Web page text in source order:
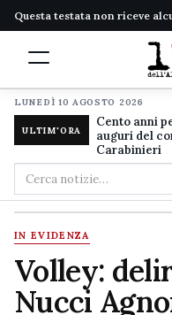
Questa testata non riceve
LUNEDÌ 10 AGOSTO 2026
ULTIM'ORA
Cento anni
auguri del
Carabinieri
Cerca
nel
sito
IN EVIDENZA
Volley:
Nucci